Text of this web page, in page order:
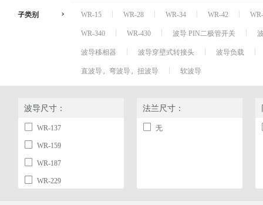
子类别 WR-15 WR-28 WR-34 WR-42
WR-340
WR-430 波导 PIN二极管开关
波导移相器
波导穿壁式转接头
波导负载
直波导，弯波导，扭波导
软波导
波导尺寸：
WR-137
WR-159
WR-187
WR-229
法兰尺寸：
无